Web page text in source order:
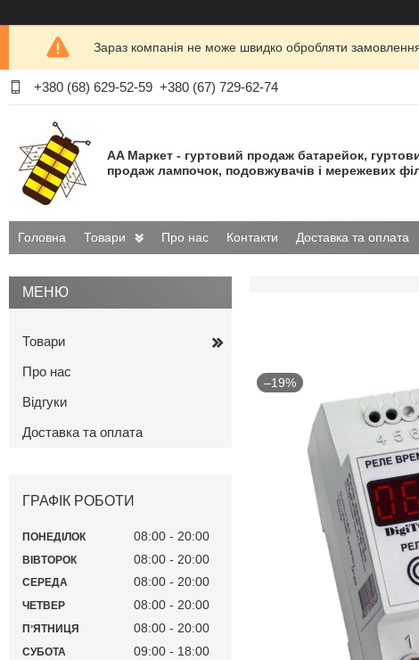
Зараз компанія не може швидко обробляти
+380 (68) 629-52-59 +380 (67) 729-62-74
AA Маркет - гуртовий продаж батарейок,
продаж лампочок, подовжувачів і мережевих
Головна Товари Про нас Контакти Доставка та оплата
–19%
Товари
Про нас
Відгуки
Доставка та оплата
ГРАФІК РОБОТИ
ПОНЕДІЛОК 08:00 20:00
ВІВТОРОК 08:00 20:00
СЕРЕДА 08:00 20:00
ЧЕТВЕР 08:00 20:00
ПʼЯТНИЦЯ 08:00 20:00
СУБОТА 09:00 18:00